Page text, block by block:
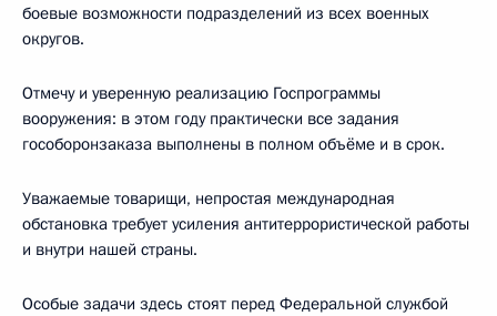
боевые возможности подразделений из всех военных
округов.
Отмечу и уверенную реализацию Госпрограммы
вооружения: в этом году практически все задания
гособоронзаказа выполнены в полном объёме и в срок.
Уважаемые товарищи, непростая международная
обстановка требует усиления антитеррористической работы
и внутри нашей страны.
Особые задачи здесь стоят перед Федеральной службой